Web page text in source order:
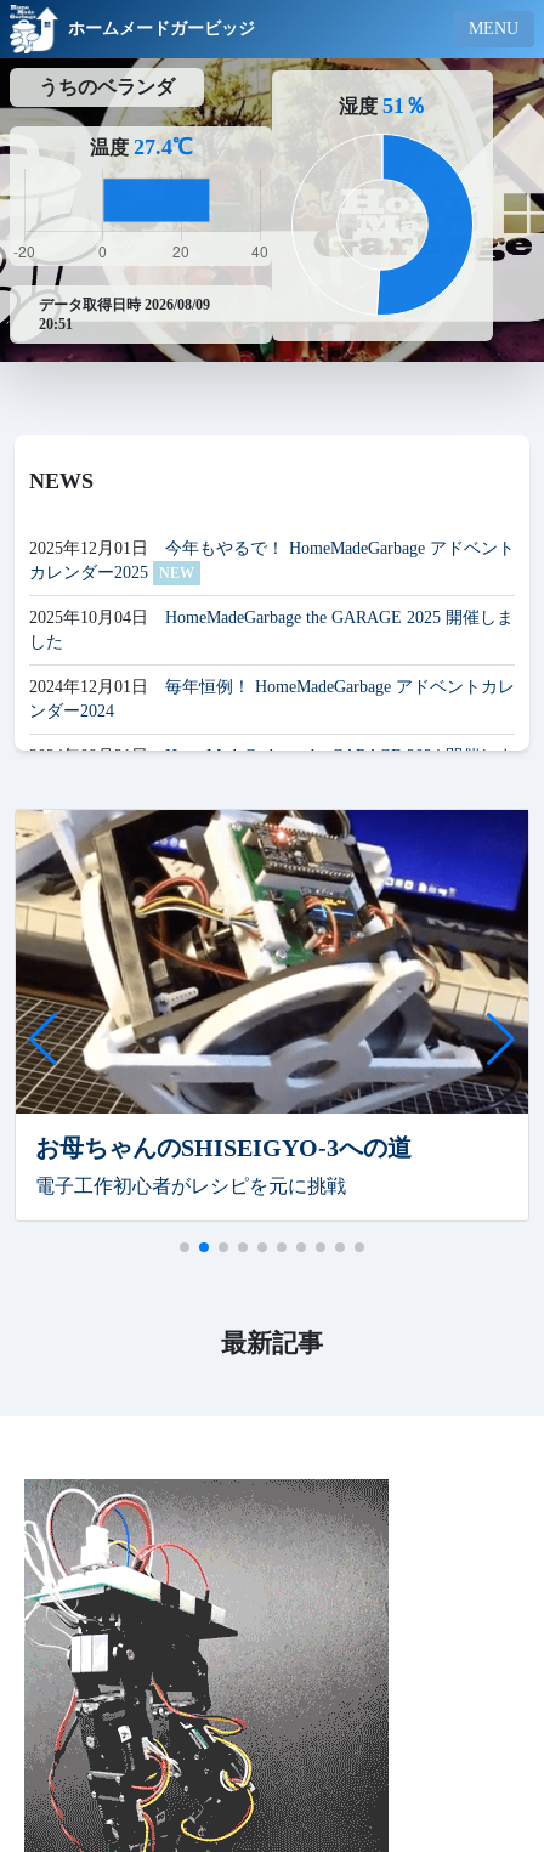
ホームメードガービッジ MENU
うちのベランダ
温度 27.4℃
データ取得日時 2026/08/09
20:51
湿度 51％
NEWS
2025年12月01日 今年もやるで！ HomeMadeGarbage アドベント
カレンダー2025
NEW
2025年10月04日 HomeMadeGarbage the GARAGE 2025 開催しま
した
2024年12月01日 毎年恒例！ HomeMadeGarbage アドベントカレ
ンダー2024
2024年09月21日HomeMadeGarbage the GARAGE 2024 開催しま
2024年05月13日 フリー画像サイトを公開しました
2024年05月01日家庭内つぶやきサイト「Trash」を公開しまし
た！
2024年02月29日SPRESENSE 活用コンテスト ロボット部門 最
優秀賞 & クレイン電子 アドオンボード特別賞 受賞
2023年02月01日フリーBGM（2023年）のアルバムを配信しま
した
2023年12月01日
お待たせいたしました！ HomeMadeGarbage ア
ドベントカレンダー2023
2023年10月14日HomeMadeGarbage the GARAGE 2023 開催しま
2022年12月01日今年もやります！ HomeMadeGarbage アドベン
『HomeMadeGarbageの仕組みシステム
2021年12月01日今年もやります！ HomeMadeGarbage アドベン
トカレンダー2021
2021年11月27日 ブログにNEWS欄を追加しました。
2021年11月26日YouTube生配信！「姿勢制御装置 ４段倒立 記
録会」
2021年11月23日 みんなのラズパイコンテスト2021 優秀賞受賞
の道 エッジAI活用への道
金魚水槽監視システムへの応用
最新記事